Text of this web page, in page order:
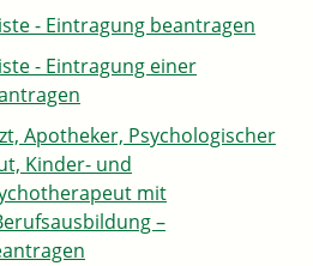
- Eintragung beantragen
- Eintragung einer
Apotheker, Psychologischer
Kinder- und
mit
–